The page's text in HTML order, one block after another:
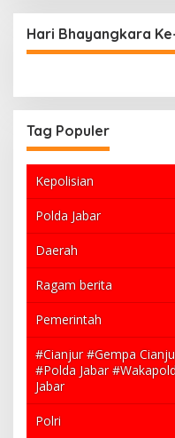
e
g
o
r
Hari Bhayangkara
Tag Populer
Kepolisian
Polda Jabar
Daerah
Ragam berita
Pemerintah
#Cianjur #Gempa
#Polda Jabar
Jabar
Polri